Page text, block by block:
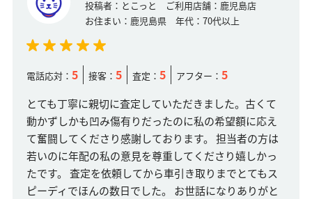
投稿者： とこっと ご利用店舗： 鹿児島店
お住まい： 鹿児島県 年代： 70代以上
電話応対： 5 接客： 5 査定： 5 アフター： 5
とても丁寧に親切に査定していただきました。古くて
動かずしかも凹み傷有りだったのに私の希望額に応え
て奮闘してくださり感謝しております。 担当者の方は
若いのに年配の私の意見を尊重してくださり嬉しかっ
たです。 査定を依頼してから車引き取りまでとてもス
ピーディでほんの数日でした。 お世話になりありがと